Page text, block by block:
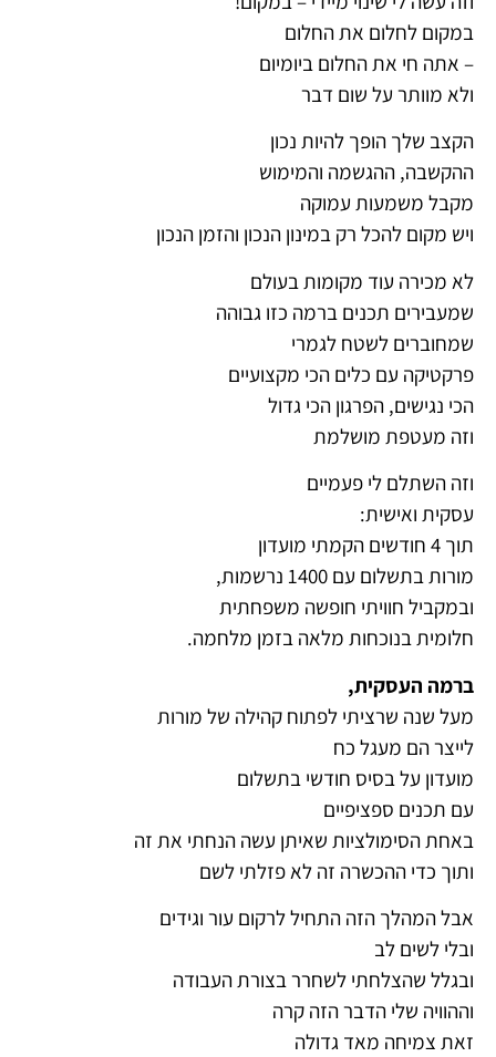
במקום לחלום את החלום
– אתה חי את החלום ביומיום
ולא מוותר על שום דבר
הקצב שלך הופך להיות נכון
ההקשבה, ההגשמה והמימוש
מקבל משמעות עמוקה
ויש מקום להכל רק במינון הנכון והזמן הנכון
לא מכירה עוד מקומות בעולם
שמעבירים תכנים ברמה כזו גבוהה
שמחוברים לשטח לגמרי
פרקטיקה עם כלים הכי מקצועיים
הכי נגישים, הפרגון הכי גדול
וזה מעטפת מושלמת
וזה השתלם לי פעמיים
עסקית ואישית:
תוך 4 חודשים הקמתי מועדון
מורות בתשלום עם 1400 נרשמות,
ובמקביל חוויתי חופשה משפחתית
חלומית בנוכחות מלאה בזמן מלחמה.
ברמה העסקית,
מעל שנה שרציתי לפתוח קהילה של מורות
לייצר הם מעגל כח
מועדון על בסיס חודשי בתשלום
עם תכנים ספציפיים
באחת הסימולציות שאיתן עשה הנחתי את זה
ותוך כדי ההכשרה זה לא פזלתי לשם
אבל המהלך הזה התחיל לרקום עור וגידים
ובלי לשים לב
ובגלל שהצלחתי לשחרר בצורת העבודה
וההוויה שלי הדבר הזה קרה
זאת צמיחה מאד גדולה